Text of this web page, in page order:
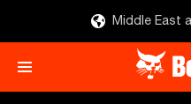
Middle East
DEMANDER UN DEVIS